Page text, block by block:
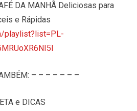
DA MANHÃ Deliciosas para
e Rápidas
playlist?list=PL-
– – – – – – –
e DICAS